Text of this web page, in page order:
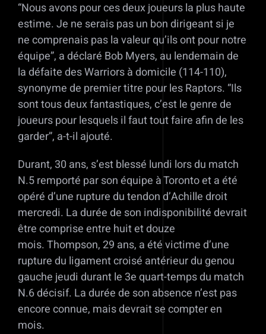
“Nous avons pour ces deux joueurs la plus haute
estime. Je ne serais pas un bon dirigeant si je
ne comprenais pas la valeur qu’ils ont pour notre
équipe”, a déclaré Bob Myers, au lendemain de
la défaite des Warriors à domicile (114-110),
synonyme de premier titre pour les Raptors. “Ils
sont tous deux fantastiques, c’est le genre de
joueurs pour lesquels il faut tout faire afin de les
garder”, a-t-il ajouté.
Durant, 30 ans, s’est blessé lundi lors du match
N.5 remporté par son équipe à Toronto et a été
opéré d’une rupture du tendon d’Achille droit
mercredi. La durée de son indisponibilité devrait
être comprise entre huit et douze
mois. Thompson, 29 ans, a été victime d’une
rupture du ligament croisé antérieur du genou
gauche jeudi durant le 3e quart-temps du match
N.6 décisif. La durée de son absence n’est pas
encore connue, mais devrait se compter en
mois.